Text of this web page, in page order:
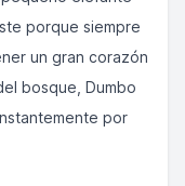
porque siempre
un gran corazón
bosque, Dumbo
por